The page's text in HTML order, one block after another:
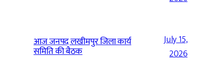
आज जनपद लखीमपुर जिला कार्य
समिति की बैठक
July 15,
2026